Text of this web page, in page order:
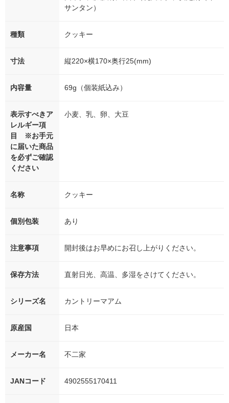
サンタン）
種類 クッキー
寸法 縦220×横170×奥行25(mm)
内容量 69g（個装紙込み）
表示すべきア
レルギー項
目 ※お手元
に届いた商品
を必ずご確認
ください
小麦、乳、卵、大豆
名称 クッキー
個別包装 あり
注意事項 開封後はお早めにお召し上がりください。
保存方法 直射日光、高温、多湿をさけてください。
シリーズ名 カントリーマアム
原産国 日本
メーカー名 不二家
JANコード 4902555170411